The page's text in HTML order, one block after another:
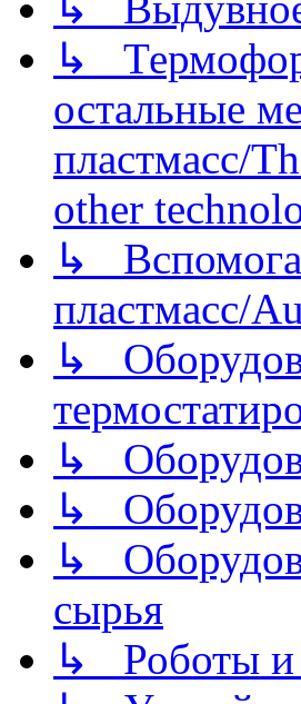
↳
остальные
пластмасс/
other
↳
пластмасс/
↳
↳
↳
↳
сырья
↳ Роботы и